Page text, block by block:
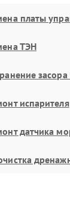
платы
ТЭН
испарителя
датчика